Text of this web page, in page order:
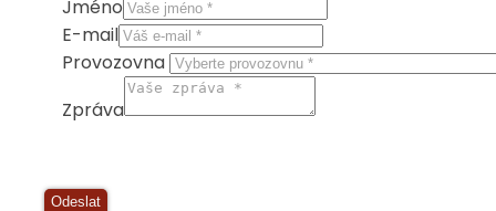
Jméno
E-mail
Provozovna
Zpráva
Odeslat